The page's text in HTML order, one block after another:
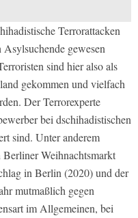
Terrorattacken
gewesen
sind hier also als
gekommen und vielfach
Der Terrorexperte
bei dschihadistischen
sind. Unter anderem
Weihnachtsmarkt
in Berlin (2020) und der
mutmaßlich gegen
im Allgemeinen, bei